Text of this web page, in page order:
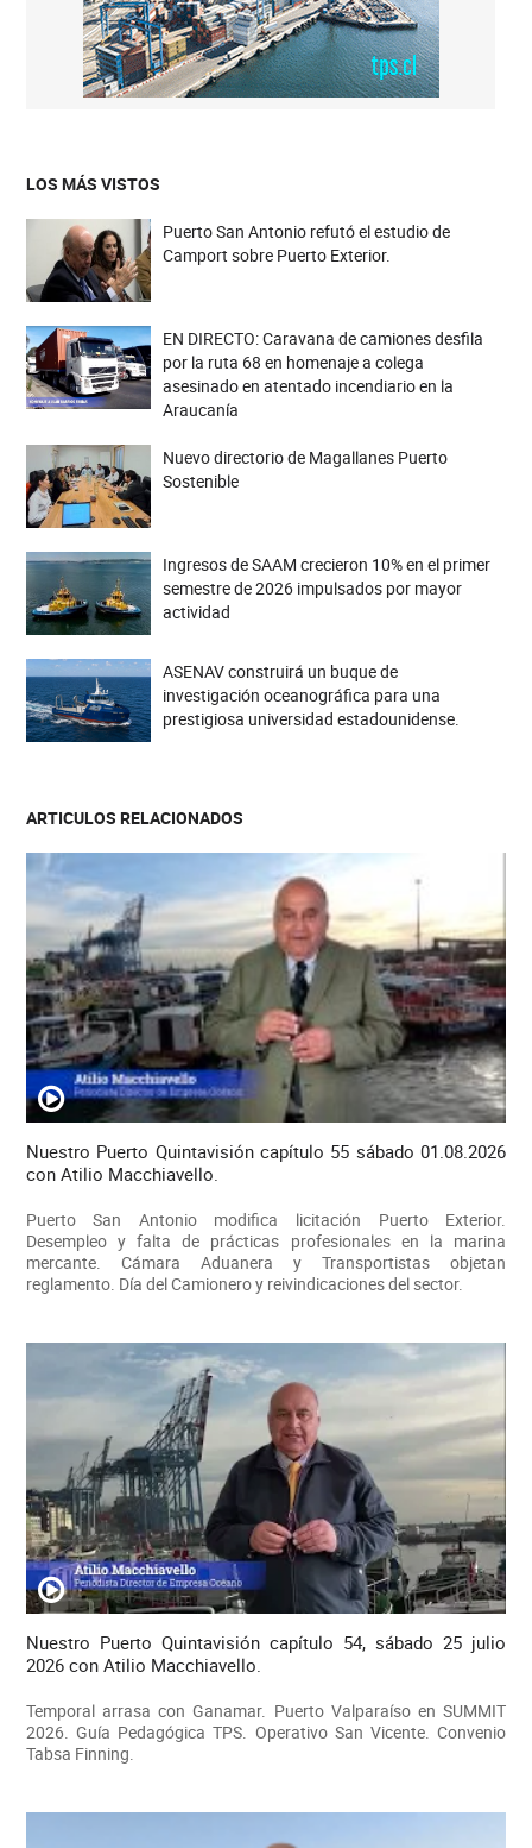
LOS MÁS VISTOS
Puerto San Antonio refutó el estudio de
Camport sobre Puerto Exterior.
EN DIRECTO: Caravana de camiones desfila
por la ruta 68 en homenaje a colega
asesinado en atentado incendiario en la
Araucanía
Nuevo directorio de Magallanes Puerto
Sostenible
Ingresos de SAAM crecieron 10% en el primer
semestre de 2026 impulsados por mayor
actividad
ASENAV construirá un buque de
investigación oceanográfica para una
prestigiosa universidad estadounidense.
ARTICULOS RELACIONADOS
Nuestro Puerto Quintavisión capítulo 55 sábado 01.08.2026
con Atilio Macchiavello.
Puerto San Antonio modifica licitación Puerto Exterior.
Desempleo y falta de prácticas profesionales en la marina
mercante. Cámara Aduanera y Transportistas objetan
reglamento. Día del Camionero y reivindicaciones del sector.
Nuestro Puerto Quintavisión capítulo 54, sábado 25 julio
2026 con Atilio Macchiavello.
Temporal arrasa con Ganamar. Puerto Valparaíso en SUMMIT
2026. Guía Pedagógica TPS. Operativo San Vicente. Convenio
Tabsa Finning.